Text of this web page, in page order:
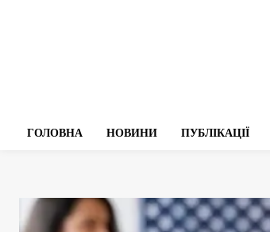
ГОЛОВНА НОВИНИ ПУБЛІКАЦІЇ